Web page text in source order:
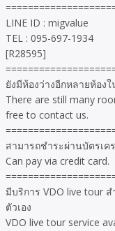
LINE ID : migvalue
TEL : 095-697-1934
[R28595]
ยังมีห้องว่างอีกหลายห้อง
There are still many
free to contact us.
สามารถชำระผ่านบัตรเค
Can pay via credit card.
มีบริการ VDO live tour
ตัวเอง
VDO live tour service